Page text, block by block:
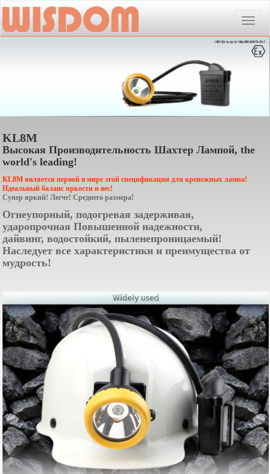
Toggle
KL8M
Высокая Производительность Шахтер Лампой, the
world's leading!
KL8M является первой в мире этой спецификации для крепежных лампа!
Идеальный баланс яркости и вес!
Супер яркий! Легче! Среднего размера!
Огнеупорный, подогревая задерживая,
ударопрочная Повышенной надежности,
дайвинг, водостойкий, пыленепроницаемый!
Наследует все характеристики и преимущества от
мудрость!